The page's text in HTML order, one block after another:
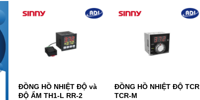
ĐỒNG HỒ NHIỆT ĐỘ và
ĐỘ ẨM TH1-L RR-2
ĐỒNG HỒ NHIỆT ĐỘ TCR
TCR-M